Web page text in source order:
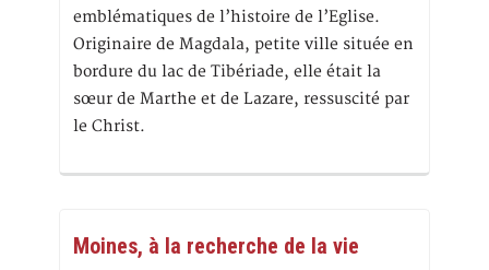
emblématiques de l’histoire de l’Eglise.
Originaire de Magdala, petite ville située en
bordure du lac de Tibériade, elle était la
sœur de Marthe et de Lazare, ressuscité par
le Christ.
Moines, à la recherche de la vie